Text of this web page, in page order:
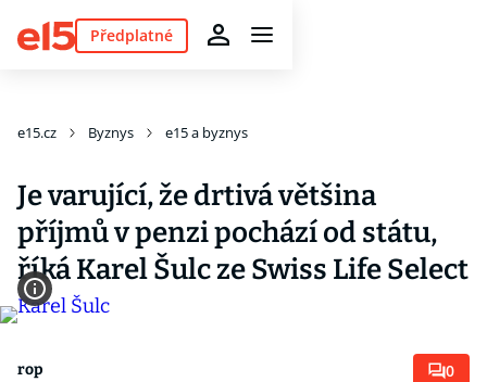
Předplatné
e15.cz Byznys e15 a byznys
Je varující, že drtivá většina
příjmů v penzi pochází od státu,
říká Karel Šulc ze Swiss Life Select
rop 0